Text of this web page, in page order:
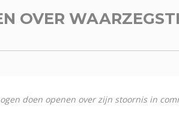
OVER
doen openen over zijn stoornis in